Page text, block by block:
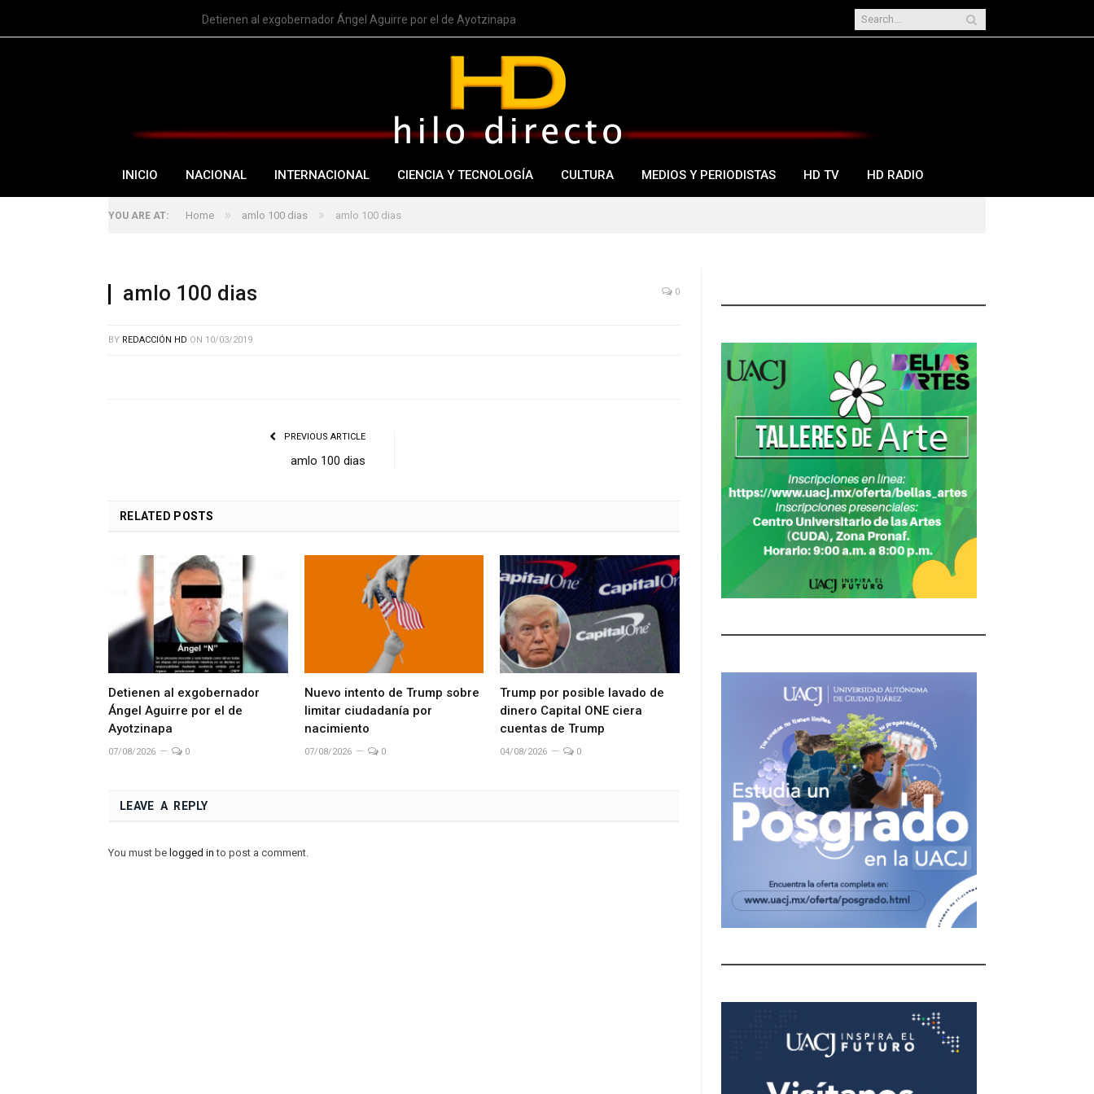
Detienen al exgobernador Ángel Aguirre por el de Ayotzinapa
INICIO NACIONAL INTERNACIONAL CIENCIA Y TECNOLOGÍA CULTURA MEDIOS Y PERIODISTAS HD TV HD RADIO
YOU ARE AT: Home » amlo 100 dias » amlo 100 dias
amlo 100 dias 0
BY REDACCIÓN HD ON 10/03/2019
PREVIOUS ARTICLE
amlo 100 dias
RELATED POSTS
Detienen al exgobernador
Ángel Aguirre por el de
Ayotzinapa
07/08/2026 0
Nuevo intento de Trump sobre
limitar ciudadanía por
nacimiento
07/08/2026 0
Trump por posible lavado de
dinero Capital ONE ciera
cuentas de Trump
04/08/2026 0
LEAVE A REPLY
You must be logged in to post a comment.